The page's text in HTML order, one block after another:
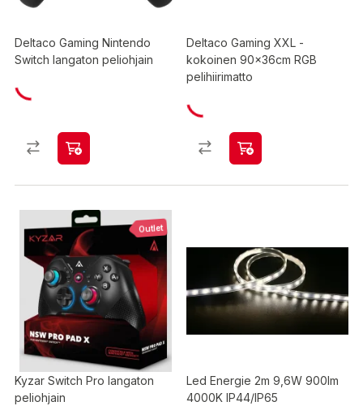
Deltaco Gaming Nintendo
Switch langaton peliohjain
Deltaco Gaming XXL -
kokoinen 90x36cm RGB
pelihiirimatto
Outlet
Kyzar Switch Pro langaton
peliohjain
Led Energie 2m 9,6W 900lm
4000K IP44/IP65